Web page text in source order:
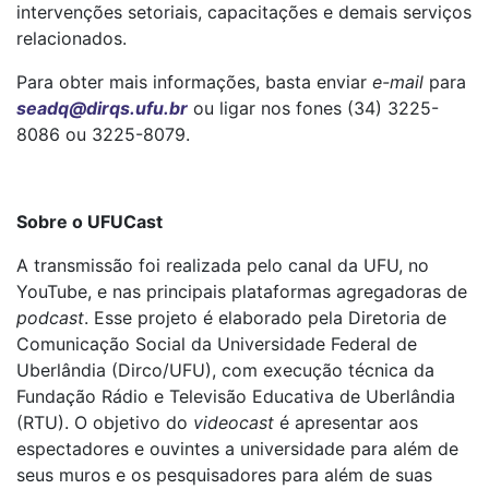
intervenções setoriais, capacitações e demais serviços
relacionados.
Para obter mais informações, basta enviar e-mail para
seadq@dirqs.ufu.br ou ligar nos fones (34) 3225-
8086 ou 3225-8079.
Sobre o UFUCast
A transmissão foi realizada pelo canal da UFU, no
YouTube, e nas principais plataformas agregadoras de
podcast. Esse projeto é elaborado pela Diretoria de
Comunicação Social da Universidade Federal de
Uberlândia (Dirco/UFU), com execução técnica da
Fundação Rádio e Televisão Educativa de Uberlândia
(RTU). O objetivo do videocast é apresentar aos
espectadores e ouvintes a universidade para além de
seus muros e os pesquisadores para além de suas